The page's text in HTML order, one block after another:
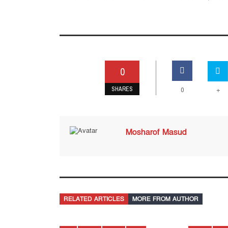
0
SHARES 0 +
Mosharof Masud
RELATED ARTICLES MORE FROM AUTHOR